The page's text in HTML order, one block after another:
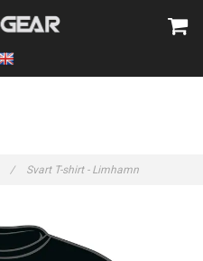
/ Svart T-shirt - Limhamn